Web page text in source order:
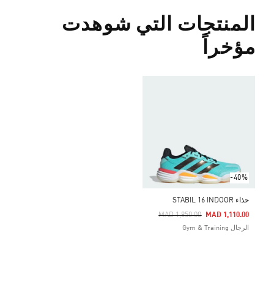
المنتجات التي شوهدت
مؤخراً
-40%
حذاء STABIL 16 INDOOR
Price Reduced From
MAD 1,850.00
To MAD 1,110.00
الرجال Gym & Training